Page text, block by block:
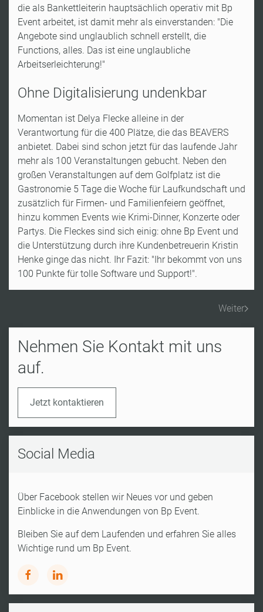
die als Bankettleiterin hauptsächlich operativ mit Bp
Event arbeitet, ist damit mehr als einverstanden: "Die
Angebote sind unglaublich schnell erstellt, die
Functions, alles. Das ist eine unglaubliche
Arbeitserleichterung!"
Ohne Digitalisierung undenkbar
Momentan ist Delya Flecke alleine in der
Verantwortung für die 400 Plätze, die das BEAVERS
anbietet. Dabei sind schon jetzt für das laufende Jahr
mehr als 100 Veranstaltungen gebucht. Neben den
großen Veranstaltungen auf dem Golfplatz ist die
Gastronomie 5 Tage die Woche für Laufkundschaft und
zusätzlich für Firmen- und Familienfeiern geöffnet,
hinzu kommen Events wie Krimi-Dinner, Konzerte oder
Partys. Die Fleckes sind sich einig: ohne Bp Event und
die Unterstützung durch ihre Kundenbetreuerin Kristin
Henke ginge das nicht. Ihr Fazit: "Ihr bekommt von uns
100 Punkte für tolle Software und Support!".
Weiter
Nehmen Sie Kontakt mit uns
auf.
Jetzt kontaktieren
Social Media
Über Facebook stellen wir Neues vor und geben
Einblicke in die Anwendungen von Bp Event.
Bleiben Sie auf dem Laufenden und erfahren Sie alles
Wichtige rund um Bp Event.